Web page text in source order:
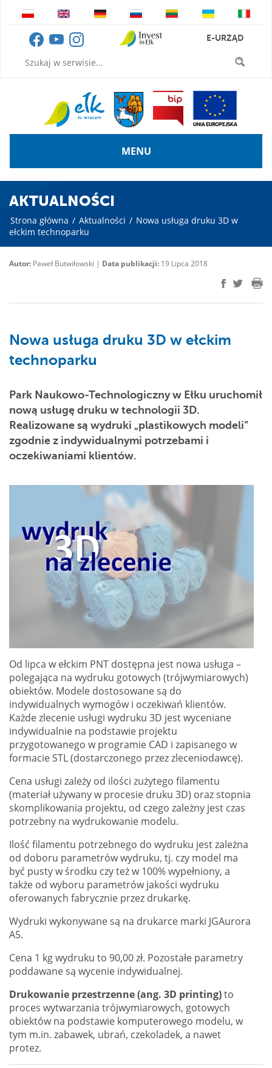
E-URZĄD
MENU
AKTUALNOŚCI
Strona główna / Aktualności / Nowa usługa druku 3D w
ełckim technoparku
Autor: Paweł Butwiłowski | Data publikacji: 19 Lipca 2018
Nowa usługa druku 3D w ełckim
technoparku
Park Naukowo-Technologiczny w Ełku uruchomił
nową usługę druku w technologii 3D.
Realizowane są wydruki „plastikowych modeli”
zgodnie z indywidualnymi potrzebami i
oczekiwaniami klientów.
Od lipca w ełckim PNT dostępna jest nowa usługa –
polegająca na wydruku gotowych (trójwymiarowych)
obiektów. Modele dostosowane są do
indywidualnych wymogów i oczekiwań klientów.
Każde zlecenie usługi wydruku 3D jest wyceniane
indywidualnie na podstawie projektu
przygotowanego w programie CAD i zapisanego w
formacie STL (dostarczonego przez zleceniodawcę).
Cena usługi zależy od ilości zużytego filamentu
(materiał używany w procesie druku 3D) oraz stopnia
skomplikowania projektu, od czego zależny jest czas
potrzebny na wydrukowanie modelu.
Ilość filamentu potrzebnego do wydruku jest zależna
od doboru parametrów wydruku, tj. czy model ma
być pusty w środku czy też w 100% wypełniony, a
także od wyboru parametrów jakości wydruku
oferowanych fabrycznie przez drukarkę.
Wydruki wykonywane są na drukarce marki JGAurora
A5.
Cena 1 kg wydruku to 90,00 zł. Pozostałe parametry
poddawane są wycenie indywidualnej.
Drukowanie przestrzenne (ang. 3D printing)to
proces wytwarzania trójwymiarowych, gotowych
obiektów na podstawie komputerowego modelu, w
tym m.in. zabawek, ubrań, czekoladek, a nawet
protez.